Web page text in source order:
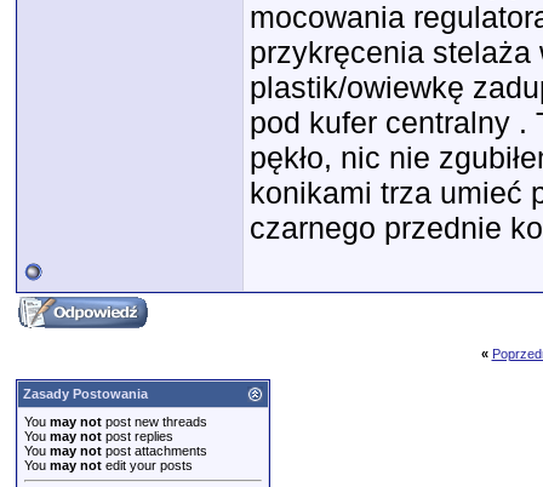
mocowania
przykręcenia
plastik/owiewkę
pod kufer centralny .
pękło, nic nie
konikami trza umieć
czarnego przednie
«
Zasady Postowania
You may not post new threads
You may not post replies
You may not post attachments
You may not edit your posts